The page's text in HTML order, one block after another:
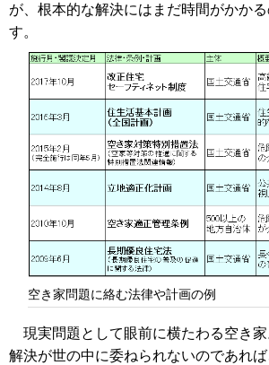
が、根本的な解決にはまだ時間がかか
す。
空き家問題に絡む法律や計画の例
現実問題として眼前に横たわる空き
解決が世の中に委ねられないのであれ